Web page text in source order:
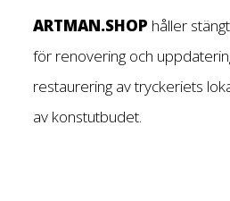
ARTMAN.SHOP håller
för renovering och
restaurering av tryckeriets
av konstutbudet.